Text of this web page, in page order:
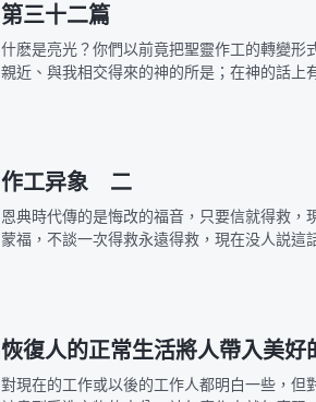
第三十二篇
什麽是亮光？你們以前竟把聖靈作工的轉變
親近、與我相交得來的神的所是；在神的話上
作工异象 二
恩典時代傳的是悔改的福音，只要信就得救
蒙福，不談一次得救永遠得救，現在没人説這
恢復人的正常生活將人帶入美好
對現在的工作或以後的工作人都明白一些，